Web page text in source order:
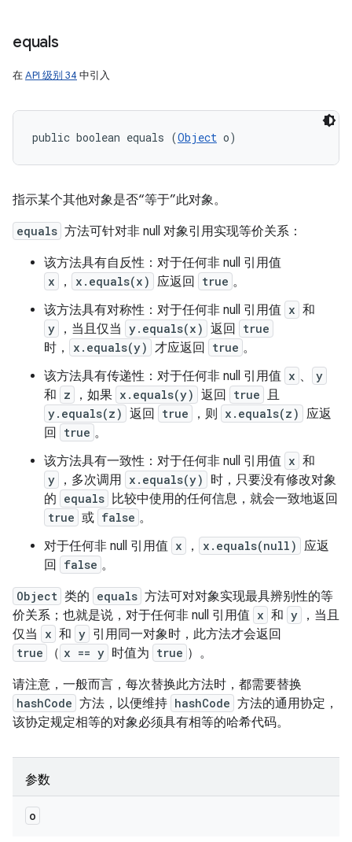
equals
在API 级别 34 中引入
public boolean equals (Object o)
指示某个其他对象是否“等于”此对象。
equals 方法可针对非 null 对象引用实现等价关系：
该方法具有自反性：对于任何非 null 引用值
x ， x.equals(x) 应返回 true 。
该方法具有对称性：对于任何非 null 引用值 x 和
y ，当且仅当 y.equals(x) 返回 true
时， x.equals(y) 才应返回 true 。
该方法具有传递性：对于任何非 null 引用值 x 、 y
和 z ，如果 x.equals(y) 返回 true 且
y.equals(z) 返回 true ，则 x.equals(z) 应返
回
true 。
该方法具有一致性：对于任何非 null 引用值 x 和
y ，多次调用 x.equals(y)
时，只要没有修改对象
的 equals 比较中使用的任何信息，就会一致地返回
true 或 false 。
对于任何非 null 引用值 x ， x.equals(null) 应返
回
false 。
Object 类的 equals 方法可对对象实现最具辨别性的等
价关系；也就是说，对于任何非 null 引用值 x 和 y
，当且
仅当
x 和 y 引用同一对象时，此方法才会返回
true （ x == y 时值为 true ）。
请注意，一般而言，每次替换此方法时，都需要替换
hashCode 方法，以便维持 hashCode 方法的通用协定，
该协定规定相等的对象必须具有相等的哈希代码。
参数
o